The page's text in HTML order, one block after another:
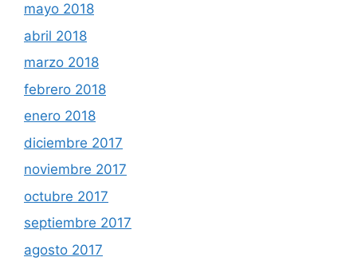
mayo 2018
abril 2018
marzo 2018
febrero 2018
enero 2018
diciembre 2017
noviembre 2017
octubre 2017
septiembre 2017
agosto 2017